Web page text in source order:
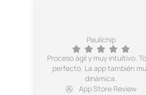
Paulichip
Proceso ágil y muy intuitivo.
perfecto. La app también
dinámica.
App Store Review